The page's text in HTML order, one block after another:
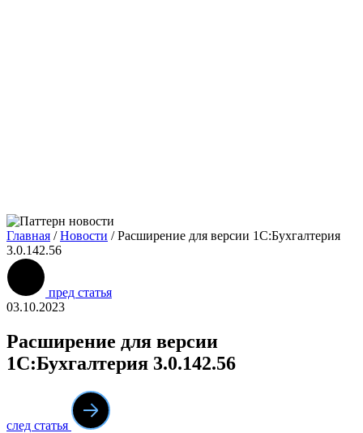
Главная /Новости /Расширение для версии 1С:Бухгалтерия
3.0.142.56
пред статья
03.10.2023
Расширение для версии
1С:Бухгалтерия 3.0.142.56
след статья